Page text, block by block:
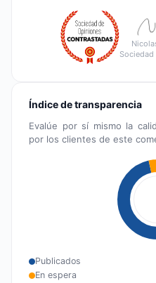
Índice de transparencia
Evalúe por sí mismo la
por los clientes de este
Publicados
En espera